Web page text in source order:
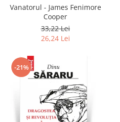
Vanatorul - James Fenimore
Cooper
33,22 Lei
26,24 Lei
-21%